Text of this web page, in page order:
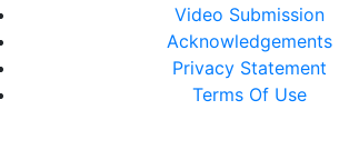
Video Submission
Acknowledgements
Privacy Statement
Terms Of Use